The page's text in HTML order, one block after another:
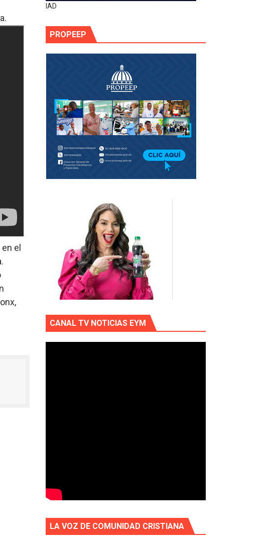
el
IAD
PROPEEP
CANAL TV NOTICIAS EYM
LA VOZ DE COMUNIDAD CRISTIANA